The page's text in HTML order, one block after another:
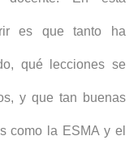
es que tanto ha
qué lecciones se
y que tan buenas
como la ESMA y el